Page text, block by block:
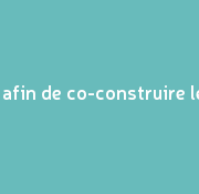
de co-construire